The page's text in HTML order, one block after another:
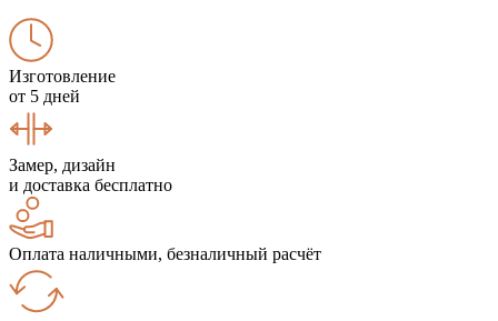
Изготовление
от 5 дней
Замер, дизайн
и доставка бесплатно
Оплата наличными, безналичный расчёт